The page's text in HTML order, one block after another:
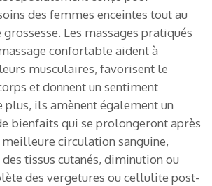
des femmes enceintes tout au
Les massages pratiqués
confortable aident à
musculaires, favorisent le
et donnent un sentiment
plus, ils amènent également un
bienfaits qui se prolongeront après
meilleure circulation sanguine,
tissus cutanés, diminution ou
des vergetures ou cellulite post-